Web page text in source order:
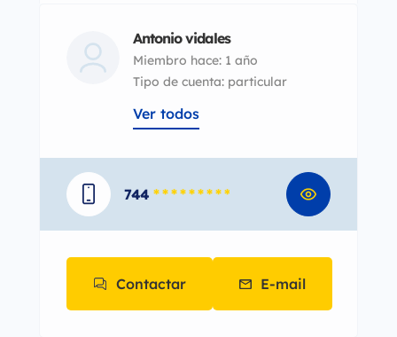
Antonio vidales
Miembro hace: 1 año
tipo de cuenta: particular
Ver todos
744 * * * * * * * * *
Contactar E-mail